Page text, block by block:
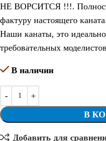
НЕ ВОРСИТСЯ !!!.
фактуру настоящего
Наши канаты, это
требовательных
В наличии
В
Добавить для